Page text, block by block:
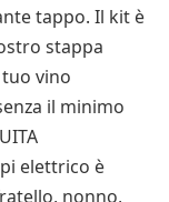
tappo. Il kit è
stappa
vino
il minimo
elettrico è
nonno,